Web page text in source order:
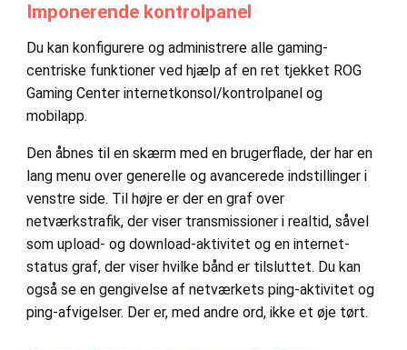
Imponerende kontrolpanel
Du kan konfigurere og administrere alle gaming-
centriske funktioner ved hjælp af en ret tjekket ROG
Gaming Center internetkonsol/kontrolpanel og
mobilapp.
Den åbnes til en skærm med en brugerflade, der har en
lang menu over generelle og avancerede indstillinger i
venstre side. Til højre er der en graf over
netværkstrafik, der viser transmissioner i realtid, såvel
som upload- og download-aktivitet og en internet-
status graf, der viser hvilke bånd er tilsluttet. Du kan
også se en gengivelse af netværkets ping-aktivitet og
ping-afvigelser. Der er, med andre ord, ikke et øje tørt.